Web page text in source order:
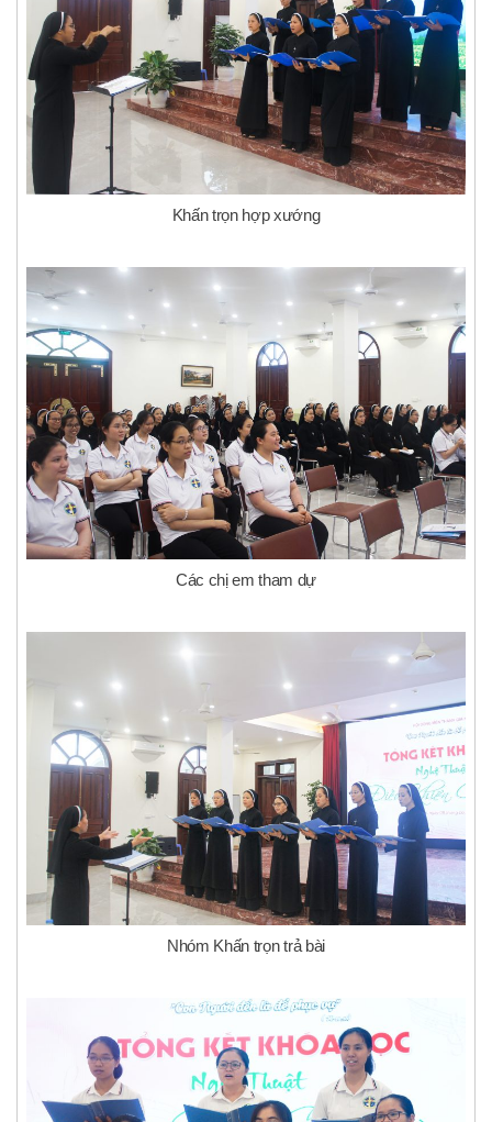
Khấn trọn hợp xướng
Các chị em tham dự
Nhóm Khấn trọn trả bài